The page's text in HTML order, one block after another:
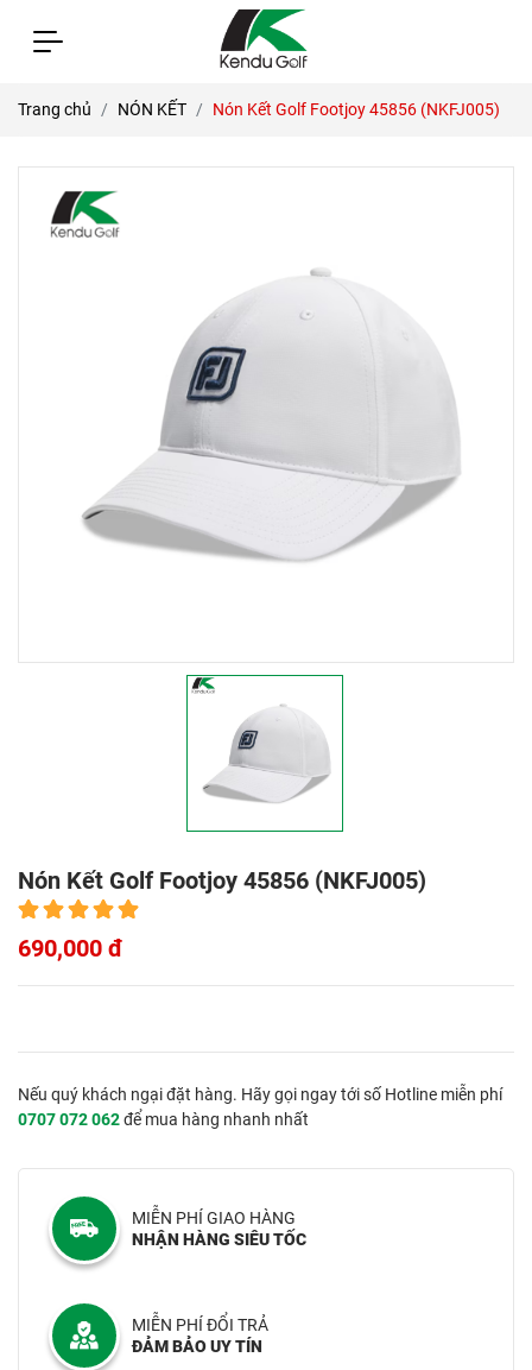
Trang chủ NÓN KẾT Nón Kết Golf Footjoy 45856 (NKFJ005)
Nón Kết Golf Footjoy 45856 (NKFJ005)
690,000 đ
Nếu quý khách ngại đặt hàng. Hãy gọi ngay tới số Hotline miễn phí
0707 072 062để mua hàng nhanh nhất
MIỄN PHÍ GIAO HÀNG
NHẬN HÀNG SIÊU TỐC
MIỄN PHÍ ĐỔI TRẢ
ĐẢM BẢO UY TÍN